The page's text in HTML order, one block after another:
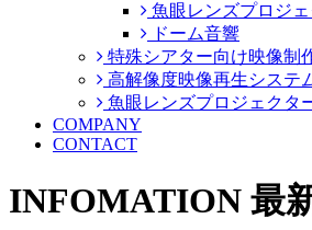
魚眼レンズプロジ
ドーム音響
特殊シアター向け映像制
高解像度映像再生システ
魚眼レンズプロジェクタ
COMPANY
CONTACT
INFOMATION 最